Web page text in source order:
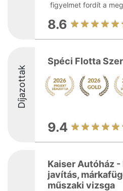
figyelmet fordít a
8.6
Díjazottak
Spéci Flotta
9.4
Kaiser Autóház
javítás,
műszaki vizsga